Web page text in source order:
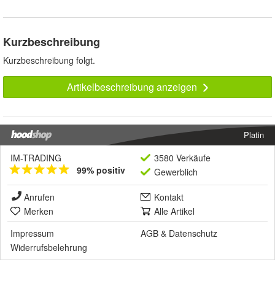
Kurzbeschreibung
Kurzbeschreibung folgt.
Artikelbeschreibung anzeigen
Platin
IM-TRADING
99% positiv
3580 Verkäufe
Gewerblich
Anrufen
Kontakt
Merken
Alle Artikel
Impressum
AGB & Datenschutz
Widerrufsbelehrung